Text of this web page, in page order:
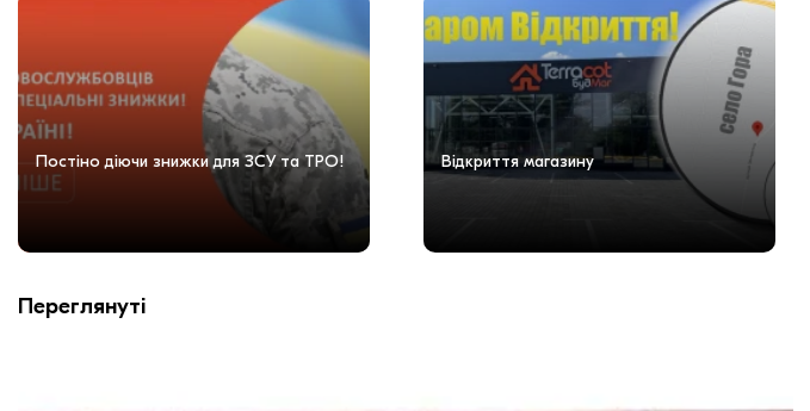
Постіно діючи знижки для ЗСУ та ТРО! Відкриття магазину
Переглянуті